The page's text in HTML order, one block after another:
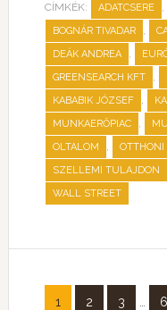
CÍMKÉK: ADATCSERE ,
BOGNÁR TIVADAR ,
DEÁK ANDREA ,
GREENSEARCH KFT ,
KABABIK JÓZSEF ,
MUNKAERŐPIAC ,
OLTALOM ,
SZELLEMI TULAJDON
WALL STREET
1 2 3 6